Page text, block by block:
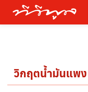
วิกฤตน้ำมันแพง